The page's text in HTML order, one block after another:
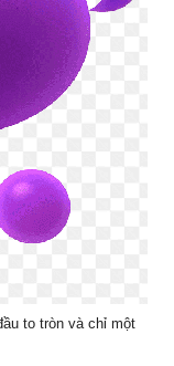
to tròn và chỉ một